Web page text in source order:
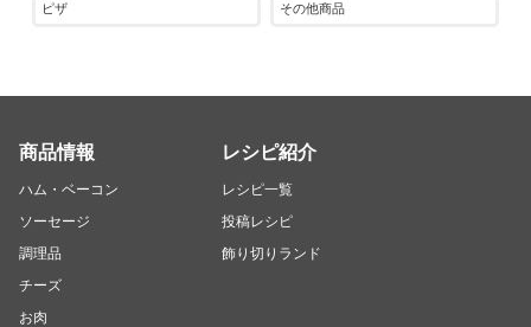
ピザ その他商品
商品情報
ハム・ベーコン
ソーセージ
調理品
チーズ
お肉
レシピ紹介
レシピ一覧
投稿レシピ
飾り切りランド